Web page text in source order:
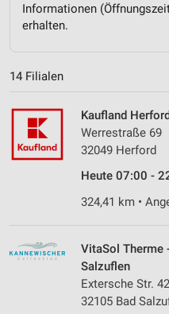
Informationen
erhalten.
14 Filialen
Kaufland
Werrestraße 69
32049 Herford
Heute 07:00 -
324,41 km •
VitaSol Therme
Salzuflen
Extersche Str. 42
32105 Bad